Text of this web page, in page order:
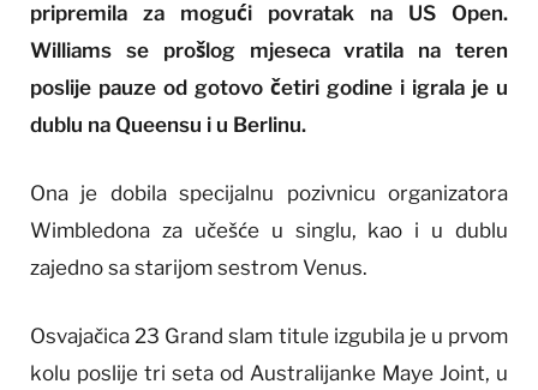
pripremila za mogući povratak na US Open.
Williams se prošlog mjeseca vratila na teren
poslije pauze od gotovo četiri godine i igrala je u
dublu na Queensu i u Berlinu.
Ona je dobila specijalnu pozivnicu organizatora
Wimbledona za učešće u singlu, kao i u dublu
zajedno sa starijom sestrom Venus.
Osvajačica 23 Grand slam titule izgubila je u prvom
kolu poslije tri seta od Australijanke Maye Joint, u